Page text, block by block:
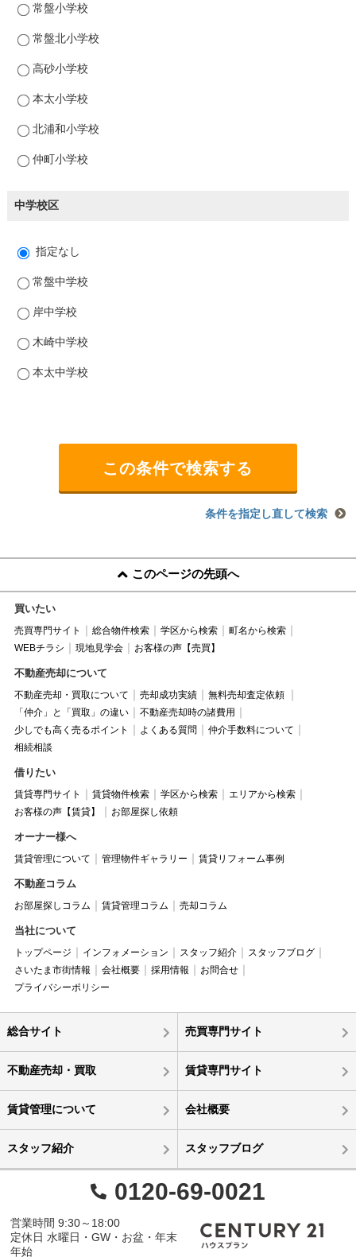
常盤小学校
常盤北小学校
高砂小学校
本太小学校
北浦和小学校
仲町小学校
中学校区
指定なし
常盤中学校
岸中学校
木崎中学校
本太中学校
条件を指定し直して検索
このページの先頭へ
買いたい
売買専門サイト 総合物件検索 学区から検索
町名から検索
WEBチラシ
現地見学会 お客様の声【売買】
不動産売却について
不動産売却・買取について 売却成功実績
無料売却査定依頼
「仲介」と「買取」の違い
不動産売却時の諸費用
少しでも高く売るポイント
よくある質問
仲介手数料について
相続相談
借りたい
賃貸専門サイト 賃貸物件検索 学区から検索
エリアから検索
お客様の声【賃貸】
お部屋探し依頼
オーナー様へ
賃貸管理について 管理物件ギャラリー 賃貸リフォーム事例
不動産コラム
お部屋探しコラム 賃貸管理コラム 売却コラム
当社について
トップページ インフォメーション スタッフ紹介
スタッフブログ
さいたま市街情報
会社概要 採用情報
お問合せ
プライバシーポリシー
総合サイト 売買専門サイト
不動産売却・買取 賃貸専門サイト
賃貸管理について 会社概要
スタッフ紹介 スタッフブログ
0120-69-0021
営業時間 9:30～18:00
定休日 水曜日・GW・お盆・年末
年始